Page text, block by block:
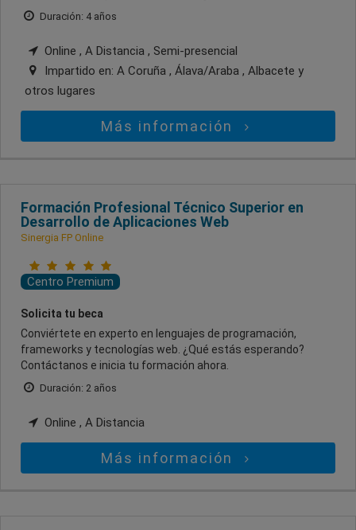
Duración: 4 años
Online , A Distancia , Semi-presencial
Impartido en: A Coruña , Álava/Araba , Albacete y
otros lugares
Más información
Formación Profesional Técnico Superior en
Desarrollo de Aplicaciones Web
Sinergia FP Online
Centro Premium
Solicita tu beca
Conviértete en experto en lenguajes de programación,
frameworks y tecnologías web. ¿Qué estás esperando?
Contáctanos e inicia tu formación ahora.
Duración: 2 años
Online , A Distancia
Más información